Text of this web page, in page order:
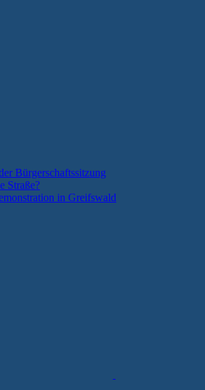
Bürgerschaftssitzung
Straße?
in Greifswald